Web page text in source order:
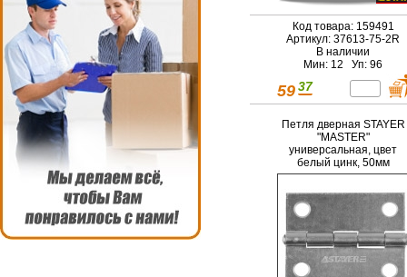
Код товара: 159491
Артикул: 37613-75-2R
В наличии
Мин: 12 Уп: 96
59 37
Петля дверная STAYER
"MASTER"
универсальная, цвет
белый цинк, 50мм